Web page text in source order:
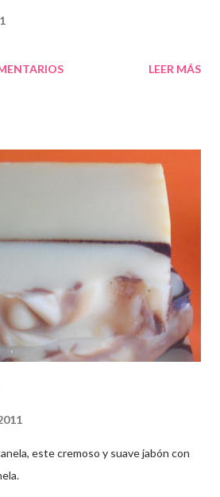
LEER MÁS
este cremoso y suave jabón con